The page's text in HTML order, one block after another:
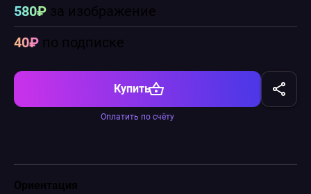
580₽за изображение
40₽по подписке
Купить
Оплатить по счёту
Ориентация